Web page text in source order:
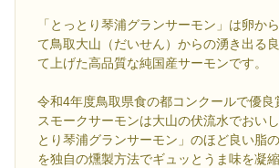
「とっとり琴浦グランサーモン」は卵か
て鳥取大山（だいせん）からの湧き出る
て上げた高品質な純国産サーモンです。
令和4年度鳥取県食の都コンクールで優良
スモークサーモンは大山の伏流水でおい
とり琴浦グランサーモン」のほど良い脂
を独自の燻製方法でギュッとうま味を凝